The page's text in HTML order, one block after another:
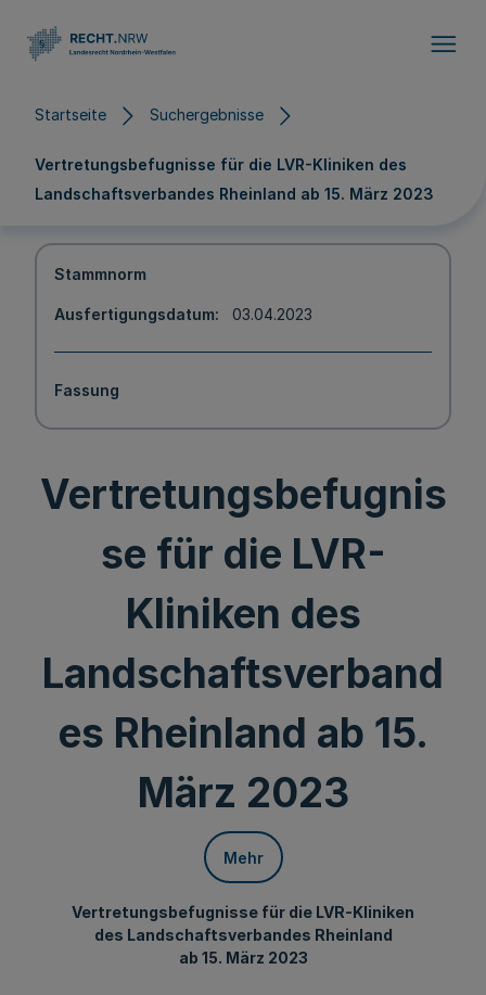
Startseite Suchergebnisse
Vertretungsbefugnisse für die LVR-Kliniken des
Landschaftsverbandes Rheinland ab 15. März 2023
Stammnorm
Ausfertigungsdatum 03.04.2023
Fassung
Vertretungsbefugnis
se für die LVR-
Kliniken des
Landschaftsverband
es Rheinland ab 15.
März 2023
Mehr
Vertretungsbefugnisse für die LVR-Kliniken
des Landschaftsverbandes Rheinland
ab 15. März 2023